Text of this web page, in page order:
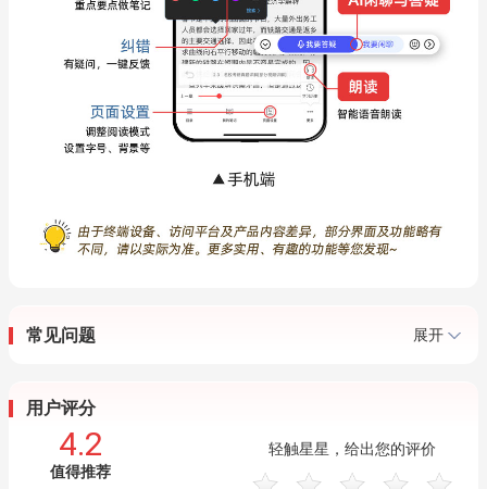
常见问题 展开
用户评分
4.2
值得推荐
轻触星星，给出您的评价